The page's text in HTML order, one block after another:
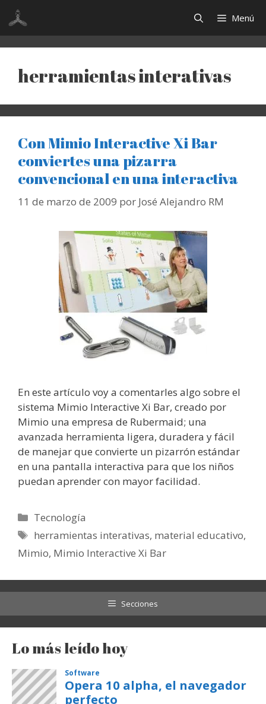
Saltar
contenido
Menú
herramientas interativas
Con Mimio Interactive Xi Bar
conviertes una pizarra
convencional en una interactiva
11 de marzo de 2009 por José Alejandro RM
En este artículo voy a comentarles algo sobre el
sistema Mimio Interactive Xi Bar, creado por
Mimio una empresa de Rubermaid; una
avanzada herramienta ligera, duradera y fácil
de manejar que convierte un pizarrón estándar
en una pantalla interactiva para que los niños
puedan aprender con mayor facilidad.
Categorías
Tecnología
Etiquetas
herramientas interativas, material educativo,
Mimio, Mimio Interactive Xi Bar
Secciones
Lo más leído hoy